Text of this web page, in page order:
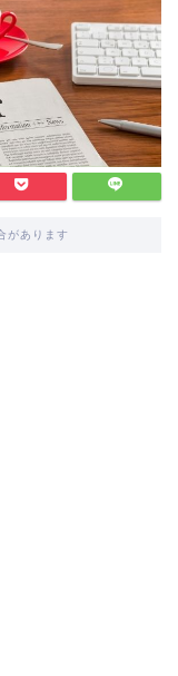
があります